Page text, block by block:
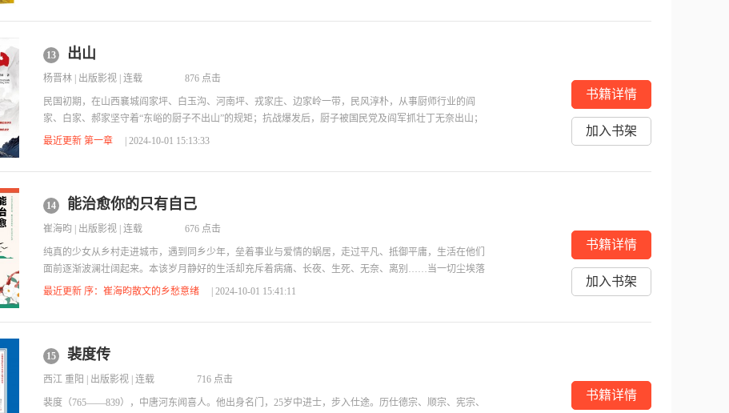
身也日渐显露庸俗、残酷的面貌。 作者注重对人物幽微心事的呈现，对时代心灵秘密的挖掘。书中一面展
13 出山
杨晋林 出版影视 | 连载 876 点击
民国初期，在山西襄城阎家坪、白玉沟、河南坪、戎家庄、边家岭一带，民风淳朴，从事厨师行业的阎
家、白家、郝家坚守着“东峪的厨子不出山”的规矩；抗战爆发后，厨子被国民党及阎军抓壮丁无奈出山；
全面抗战后，在中国共产党的领导下，厨子们经历苦难，逐渐觉醒，舍弃老规矩，主动出山，积极投入抗
最近更新 第一章 | 2024-10-01 15:13:33
书籍详情
加入书架
14 能治愈你的只有自己
崔海昀 出版影视 | 连载 676 点击
纯真的少女从乡村走进城市，遇到同乡少年，垒着事业与爱情的蜗居，走过平凡、抵御平庸，生活在他们
面前逐渐波澜壮阔起来。本该岁月静好的生活却充斥着病痛、长夜、生死、无奈、离别……当一切尘埃落
定，回望故乡，面对当下，真正治愈你的只有自己。 在岁月静好下，挖掘潜藏的人生暗流，使之在现实纠
到来。本书突破了一般的心灵鸡汤所描写范围的窠臼，人生变局、烟火日常，飞入眼间，传统文化与现代
最近更新 序：崔海昀散文的乡愁意绪 | 2024-10-01 15:41:11
书籍详情
加入书架
15 裴度传
西江 重阳 出版影视 | 连载 716 点击
裴度（765——839），中唐河东闻喜人。他出身名门，25岁中进士，步入仕途。历仕德宗、顺宗、宪宗、
书籍详情